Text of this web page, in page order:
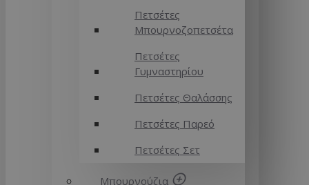
Πετσέτες
Μπουρνοζοπετσέτα
Πετσέτες
Γυμναστηρίου
Πετσέτες Θαλάσσης
Πετσέτες Παρεό
Πετσέτες Σετ
Μπουρνούζια